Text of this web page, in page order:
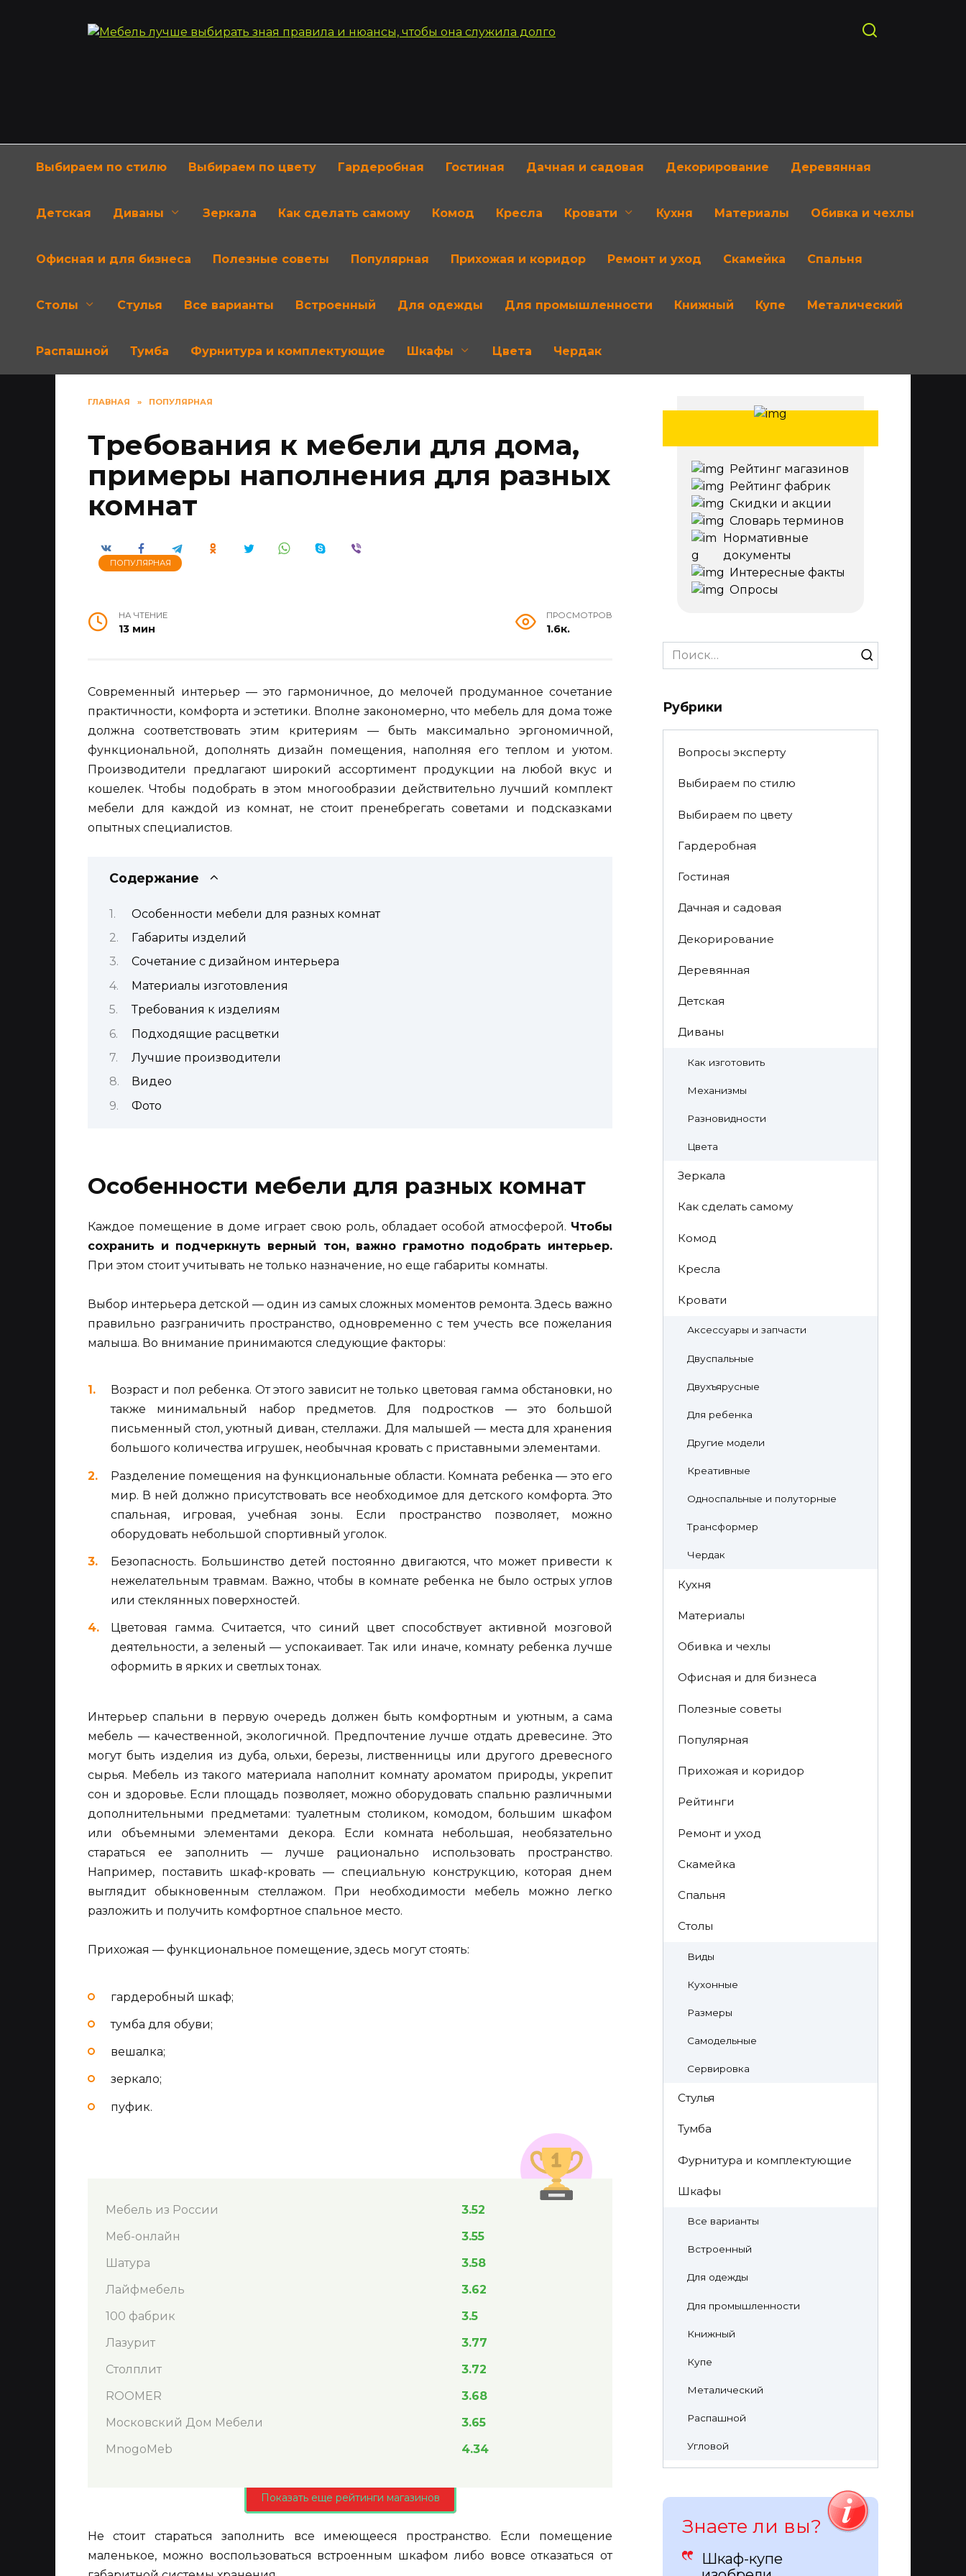
Выбираем по стилю Выбираем по цвету Гардеробная Гостиная Дачная и садовая Декорирование Деревянная
Детская Диваны Зеркала Как сделать самому Комод Кресла Кровати Кухня Материалы Обивка и чехлы
Офисная и для бизнеса Полезные советы Популярная Прихожая и коридор Ремонт и уход Скамейка Спальня
Столы Стулья Все варианты Встроенный Для одежды Для промышленности Книжный Купе Металический
Распашной Тумба Фурнитура и комплектующие Шкафы Цвета Чердак
ГЛАВНАЯ » ПОПУЛЯРНАЯ
Требования к мебели для дома,
примеры наполнения для разных
комнат
ПОПУЛЯРНАЯ
НА ЧТЕНИЕ
13 мин
ПРОСМОТРОВ
1.6к.
Современный интерьер — это гармоничное, до мелочей продуманное сочетание
практичности, комфорта и эстетики. Вполне закономерно, что мебель для дома тоже
должна соответствовать этим критериям — быть максимально эргономичной,
функциональной, дополнять дизайн помещения, наполняя его теплом и уютом.
Производители предлагают широкий ассортимент продукции на любой вкус и
кошелек. Чтобы подобрать в этом многообразии действительно лучший комплект
мебели для каждой из комнат, не стоит пренебрегать советами и подсказками
опытных специалистов.
Содержание
Особенности мебели для разных комнат
Габариты изделий
Сочетание с дизайном интерьера
Материалы изготовления
Требования к изделиям
Подходящие расцветки
Лучшие производители
Видео
Фото
Особенности мебели для разных комнат
Каждое помещение в доме играет свою роль, обладает особой атмосферой. Чтобы
сохранить и подчеркнуть верный тон, важно грамотно подобрать интерьер.
При этом стоит учитывать не только назначение, но еще габариты комнаты.
Выбор интерьера детской — один из самых сложных моментов ремонта. Здесь важно
правильно разграничить пространство, одновременно с тем учесть все пожелания
малыша. Во внимание принимаются следующие факторы:
Возраст и пол ребенка. От этого зависит не только цветовая гамма обстановки, но
также минимальный набор предметов. Для подростков — это большой
письменный стол, уютный диван, стеллажи. Для малышей — места для хранения
большого количества игрушек, необычная кровать с приставными элементами.
Разделение помещения на функциональные области. Комната ребенка — это его
мир. В ней должно присутствовать все необходимое для детского комфорта. Это
спальная, игровая, учебная зоны. Если пространство позволяет, можно
оборудовать небольшой спортивный уголок.
Безопасность. Большинство детей постоянно двигаются, что может привести к
нежелательным травмам. Важно, чтобы в комнате ребенка не было острых углов
или стеклянных поверхностей.
Цветовая гамма. Считается, что синий цвет способствует активной мозговой
деятельности, а зеленый — успокаивает. Так или иначе, комнату ребенка лучше
оформить в ярких и светлых тонах.
Интерьер спальни в первую очередь должен быть комфортным и уютным, а сама
мебель — качественной, экологичной. Предпочтение лучше отдать древесине. Это
могут быть изделия из дуба, ольхи, березы, лиственницы или другого древесного
сырья. Мебель из такого материала наполнит комнату ароматом природы, укрепит
сон и здоровье. Если площадь позволяет, можно оборудовать спальню различными
дополнительными предметами: туалетным столиком, комодом, большим шкафом
или объемными элементами декора. Если комната небольшая, необязательно
стараться ее заполнить — лучше рационально использовать пространство.
Например, поставить шкаф-кровать — специальную конструкцию, которая днем
выглядит обыкновенным стеллажом. При необходимости мебель можно легко
разложить и получить комфортное спальное место.
Прихожая — функциональное помещение, здесь могут стоять:
гардеробный шкаф;
тумба для обуви;
вешалка;
зеркало;
пуфик.
Мебель из России
3.52
Меб-онлайн
3.55
Шатура
3.58
Лайфмебель
3.62
100 фабрик
3.5
Лазурит
3.77
Столплит
3.72
ROOMER
3.68
Московский Дом Мебели
3.65
MnogoMeb
4.34
Показать еще рейтинги магазинов
Не стоит стараться заполнить все имеющееся пространство. Если помещение
маленькое, можно воспользоваться встроенным шкафом либо вовсе отказаться от
Рейтинг магазинов
Рейтинг фабрик
Скидки и акции
Словарь терминов
Нормативные
документы
Интересные факты
Опросы
Search
for:
Рубрики
Вопросы эксперту
Выбираем по стилю
Выбираем по цвету
Гардеробная
Гостиная
Дачная и садовая
Декорирование
Деревянная
Детская
Диваны
Как изготовить
Механизмы
Разновидности
Цвета
Зеркала
Как сделать самому
Комод
Кресла
Кровати
Аксессуары и запчасти
Двуспальные
Двухъярусные
Для ребенка
Другие модели
Креативные
Односпальные и полуторные
Трансформер
Чердак
Кухня
Материалы
Обивка и чехлы
Офисная и для бизнеса
Полезные советы
Популярная
Прихожая и коридор
Рейтинги
Ремонт и уход
Скамейка
Спальня
Столы
Виды
Кухонные
Размеры
Самодельные
Сервировка
Стулья
Тумба
Фурнитура и комплектующие
Шкафы
Все варианты
Встроенный
Для одежды
Для промышленности
Книжный
Купе
Металический
Распашной
Угловой
Знаете ли вы?
Шкаф-купе